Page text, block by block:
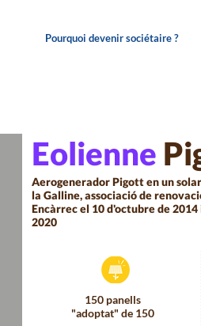
Pourquoi devenir sociétaire ?
Eolienne
Aerogenerador Pigott en un
la Galline, associació de
Encàrrec el 10 d'octubre de
2020
150 panells
"adoptat" de 150